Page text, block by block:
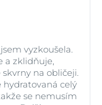
vyzkoušela.
a zklidňuje,
na obličeji.
hydratovaná celý
se nemusím